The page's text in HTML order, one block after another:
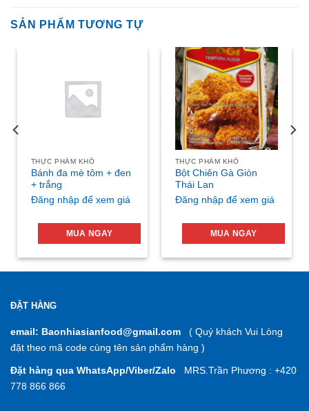
SẢN PHẨM TƯƠNG TỰ
THỰC PHẨM KHÔ
Bánh đa mè tôm + đen
+ trắng
Đăng nhập để xem giá
MUA NGAY
THỰC PHẨM KHÔ
Bột Chiên Gà Giòn
Thái Lan
Đăng nhập để xem giá
MUA NGAY
ĐẶT HÀNG
email: Baonhiasianfood@gmail.com ( Quý khách Vui Lòng
đặt theo mã code cùng tên sản phẩm hàng )
Đặt hàng qua WhatsApp/Viber/Zalo MRS.Trần Phương : +420
778 866 866